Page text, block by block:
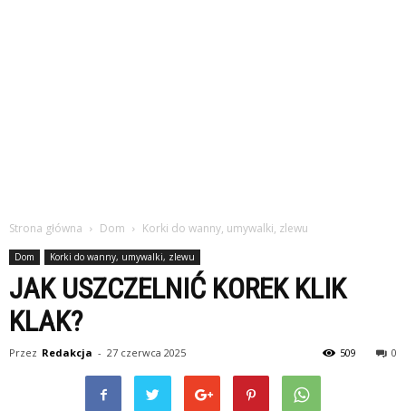
Strona główna Dom Korki do wanny, umywalki, zlewu
Dom Korki do wanny, umywalki, zlewu
JAK USZCZELNIĆ KOREK KLIK
KLAK?
Przez Redakcja - 27 czerwca 2025 0
509